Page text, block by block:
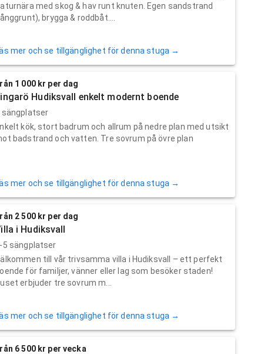
med skog & hav runt knuten. Egen sandstrand
brygga & roddbåt....
mer och se tillgänglighet för denna stuga →
1 000 kr per dag
Hudiksvall enkelt modernt boende
sängplatser
kök, stort badrum och allrum på nedre plan med utsikt
badstrand och vatten. Tre sovrum på övre plan
mer och se tillgänglighet för denna stuga →
2 500 kr per dag
i Hudiksvall
5 sängplatser
till vår trivsamma villa i Hudiksvall – ett perfekt
för familjer, vänner eller lag som besöker staden!
erbjuder tre sovrum m...
mer och se tillgänglighet för denna stuga →
6 500 kr per vecka